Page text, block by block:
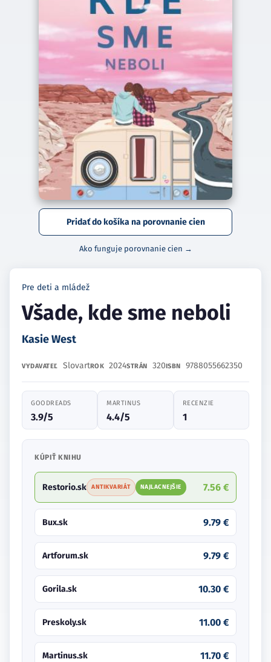
Pridať do košíka na porovnanie cien
Ako funguje porovnanie cien →
Pre deti a mládež
Všade, kde sme neboli
Kasie West
VYDAVATEĽ SlovartROK 2024STRÁN 320ISBN 9788055662350
GOODREADS
3.9/5
MARTINUS
4.4/5
RECENZIE
1
KÚPIŤ KNIHU
Restorio.sk ANTIKVARIÁT NAJLACNEJŠIE 7.56 €
Bux.sk 9.79 €
Artforum.sk 9.79 €
Gorila.sk 10.30 €
Preskoly.sk 11.00 €
Martinus.sk 11.70 €